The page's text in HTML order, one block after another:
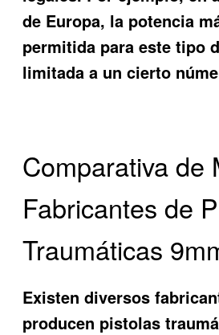
de Europa, la potencia
permitida para este tipo
limitada a un cierto
Comparativa de
Fabricantes de
Traumáticas
Existen diversos
producen pistolas